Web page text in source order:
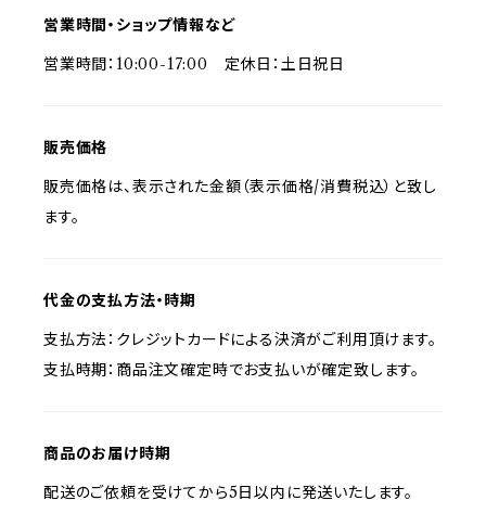
営業時間・ショップ情報など
営業時間：10:00-17:00 定休日：土日祝日
販売価格
販売価格は、表示された金額（表示価格/消費税込）と致し
ます。
代金の支払方法・時期
支払方法：クレジットカードによる決済がご利用頂けます。
支払時期：商品注文確定時でお支払いが確定致します。
商品のお届け時期
配送のご依頼を受けてから5日以内に発送いたします。